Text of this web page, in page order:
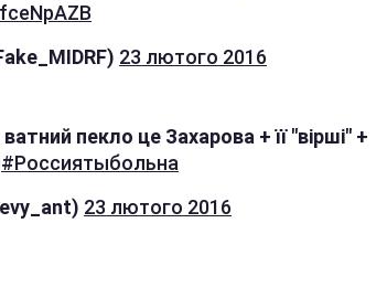
23 лютого 2016
ватний пекло це Захарова + її "вірші" +
#Россиятыбольна
23 лютого 2016